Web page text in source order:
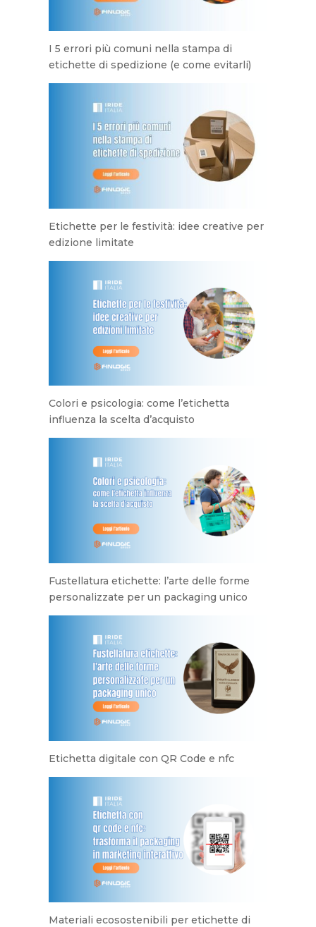
I 5 errori più comuni nella stampa di
etichette di spedizione (e come evitarli)
Etichette per le festività: idee creative per
edizione limitate
Colori e psicologia: come l’etichetta
influenza la scelta d’acquisto
Fustellatura etichette: l’arte delle forme
personalizzate per un packaging unico
Etichetta digitale con QR Code e nfc
Materiali ecosostenibili per etichette di